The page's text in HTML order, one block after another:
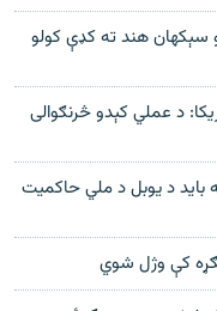
سېکهان هند ته کډې کولو
د عملي کېدو څرنګوالی
باید د یوبل د ملي حاکمیت